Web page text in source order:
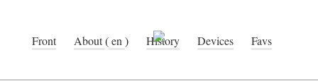
Front About(en ) History Devices Favs